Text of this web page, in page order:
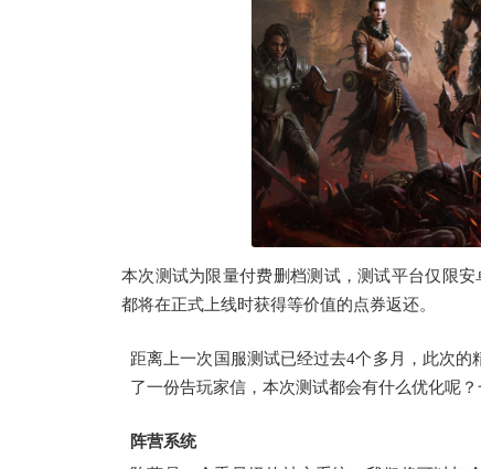
本次测试为限量付费删档测试，测试平台仅限
都将在正式上线时获得等价值的点券返还。
距离上一次国服测试已经过去4个多月，此次
了一份告玩家信，本次测试都会有什么优化呢
阵营系统